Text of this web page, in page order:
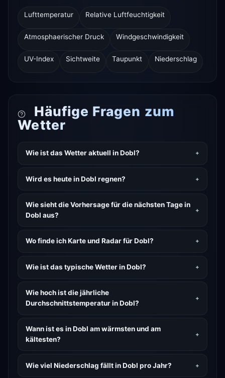
Lufttemperatur Relative Luftfeuchtigkeit
Atmosphaerischer Druck Windgeschwindigkeit
UV-Index Sichtweite Taupunkt Niederschlag
Häufige Fragen zum
Wetter
Wie ist das Wetter aktuell in Dobl?
Wird es heute in Dobl regnen?
Wie sieht die Vorhersage für die nächsten Tage in
Dobl aus?
Wo finde ich Karte und Radar für Dobl?
Wie ist das typische Wetter in Dobl?
Wie hoch ist die jährliche
Durchschnittstemperatur in Dobl?
Wann ist es in Dobl am wärmsten und am
kältesten?
Wie viel Niederschlag fällt in Dobl pro Jahr?